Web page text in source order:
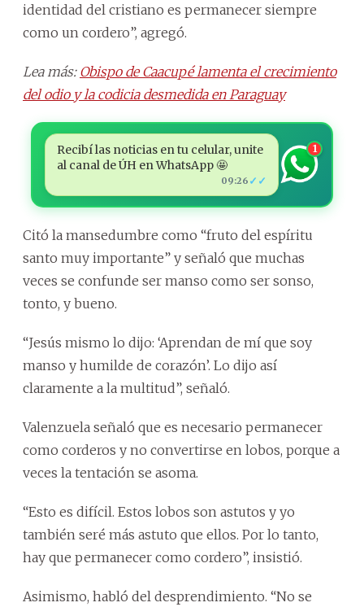
identidad del cristiano es permanecer siempre
como un cordero”, agregó.
Lea más: Obispo de Caacupé lamenta el crecimiento
del odio y la codicia desmedida en Paraguay
Recibí las noticias en tu celular, unite
al canal de ÚH en WhatsApp 🤩
09:26 ✓✓
1
Citó la mansedumbre como “fruto del espíritu
santo muy importante” y señaló que muchas
veces se confunde ser manso como ser sonso,
tonto, y bueno.
“Jesús mismo lo dijo: ‘Aprendan de mí que soy
manso y humilde de corazón’. Lo dijo así
claramente a la multitud”, señaló.
Valenzuela señaló que es necesario permanecer
como corderos y no convertirse en lobos, porque a
veces la tentación se asoma.
“Esto es difícil. Estos lobos son astutos y yo
también seré más astuto que ellos. Por lo tanto,
hay que permanecer como cordero”, insistió.
Asimismo, habló del desprendimiento. “No se